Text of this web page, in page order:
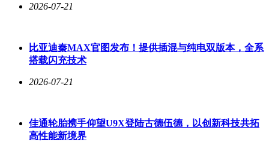
2026-07-21
比亚迪秦MAX官图发布！提供插混与纯电双版本，全系
搭载闪充技术
2026-07-21
佳通轮胎携手仰望U9X登陆古德伍德，以创新科技共拓
高性能新境界